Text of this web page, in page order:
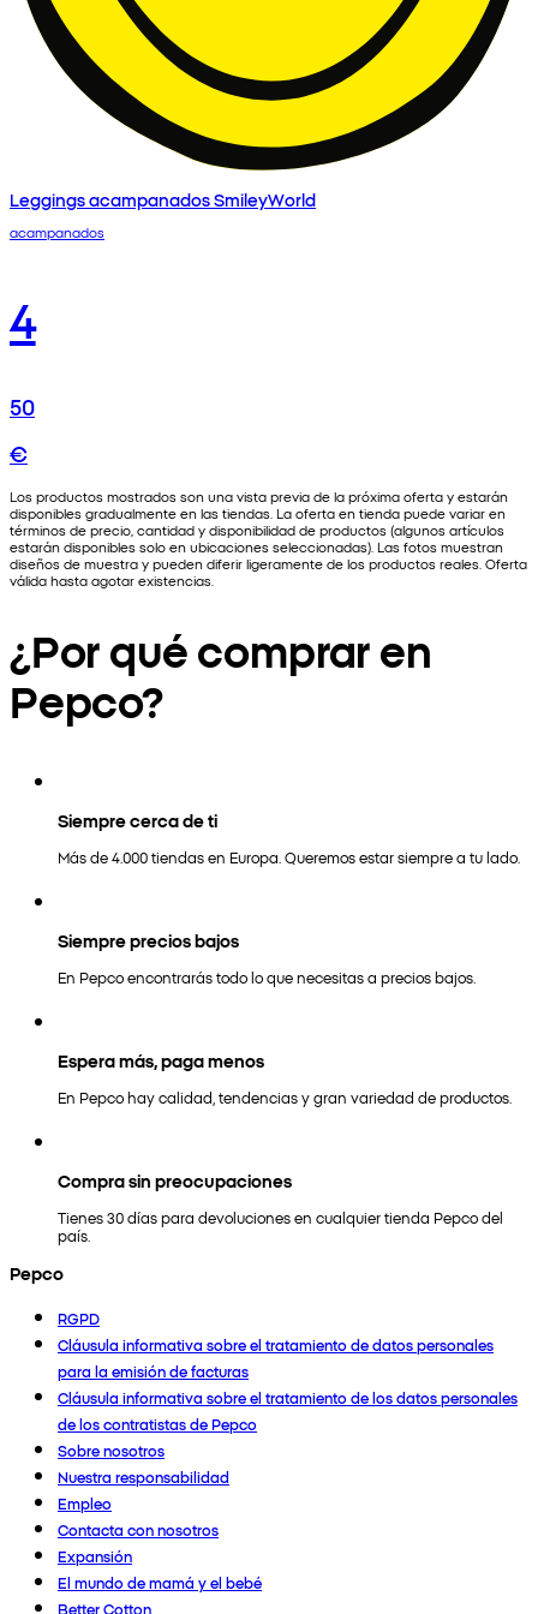
Leggings acampanados SmileyWorld
acampanados
4
50
€
Los productos mostrados son una vista previa de la próxima oferta y estarán
disponibles gradualmente en las tiendas. La oferta en tienda puede variar en
términos de precio, cantidad y disponibilidad de productos (algunos artículos
estarán disponibles solo en ubicaciones seleccionadas). Las fotos muestran
diseños de muestra y pueden diferir ligeramente de los productos reales. Oferta
válida hasta agotar existencias.
¿Por qué comprar en
Pepco?
Siempre cerca de ti
Más de 4.000 tiendas en Europa. Queremos estar siempre a tu lado.
Siempre precios bajos
En Pepco encontrarás todo lo que necesitas a precios bajos.
Espera más, paga menos
En Pepco hay calidad, tendencias y gran variedad de productos.
Compra sin preocupaciones
Tienes 30 días para devoluciones en cualquier tienda Pepco del
país.
Pepco
RGPD
Cláusula informativa sobre el tratamiento de datos personales
para la emisión de facturas
Cláusula informativa sobre el tratamiento de los datos personales
de los contratistas de Pepco
Sobre nosotros
Nuestra responsabilidad
Empleo
Contacta con nosotros
Expansión
El mundo de mamá y el bebé
Better Cotton